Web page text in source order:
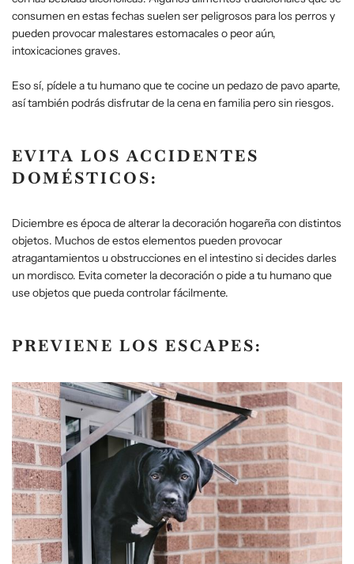
consumen en estas fechas suelen ser peligrosos para los perros y
pueden provocar malestares estomacales o peor aún,
intoxicaciones graves.
Eso sí, pídele a tu humano que te cocine un pedazo de pavo aparte,
así también podrás disfrutar de la cena en familia pero sin riesgos.
EVITA LOS ACCIDENTES
DOMÉSTICOS:
Diciembre es época de alterar la decoración hogareña con distintos
objetos. Muchos de estos elementos pueden provocar
atragantamientos u obstrucciones en el intestino si decides darles
un mordisco. Evita cometer la decoración o pide a tu humano que
use objetos que pueda controlar fácilmente.
PREVIENE LOS ESCAPES: